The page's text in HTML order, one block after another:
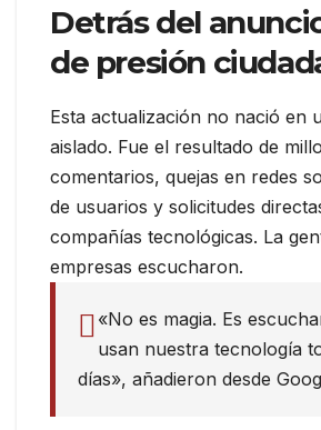
Detrás del
de presión
Esta actualización no nació en
aislado. Fue el resultado de
comentarios, quejas en redes
de usuarios y solicitudes
compañías tecnológicas. La
empresas escucharon.
«No es magia. Es
usan nuestra tecnología
días», añadieron desde